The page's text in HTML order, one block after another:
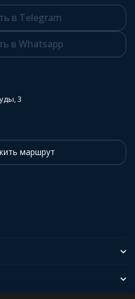
в Telegram
в Whatsapp
3
маршрут